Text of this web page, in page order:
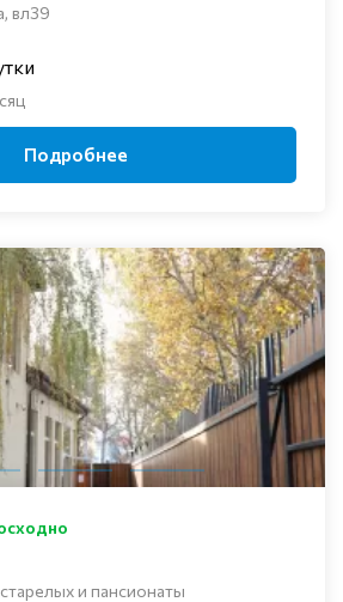
вл39
Подробнее
и пансионаты